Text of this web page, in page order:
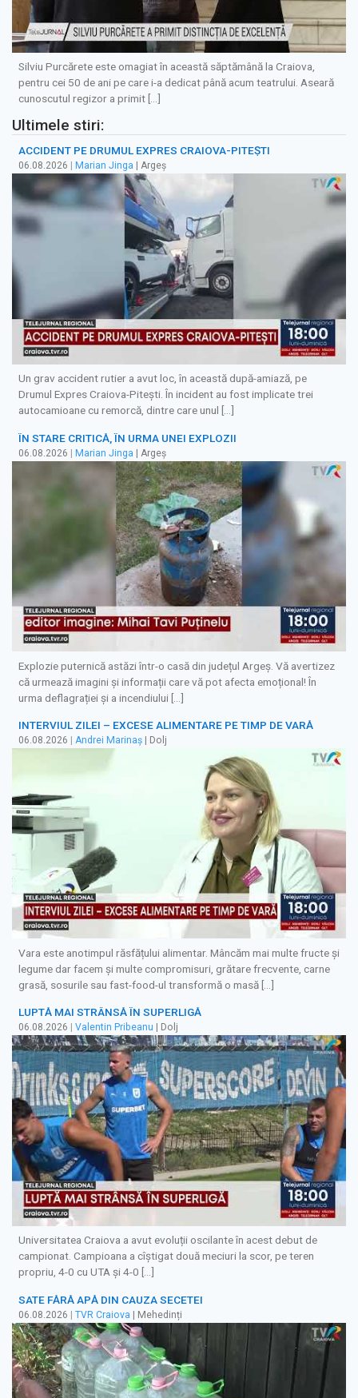
Silviu Purcărete este omagiat în această săptămână la Craiova,
pentru cei 50 de ani pe care i-a dedicat până acum teatrului. Aseară
cunoscutul regizor a primit […]
Ultimele stiri:
ACCIDENT PE DRUMUL EXPRES CRAIOVA-PITEȘTI
06.08.2026 Marian Jinga | Argeș
Un grav accident rutier a avut loc, în această după-amiază, pe
Drumul Expres Craiova-Pitești. În incident au fost implicate trei
autocamioane cu remorcă, dintre care unul […]
ÎN STARE CRITICĂ, ÎN URMA UNEI EXPLOZII
06.08.2026 | Marian Jinga | Argeș
Explozie puternică astăzi într-o casă din județul Argeș. Vă avertizez
că urmează imagini și informații care vă pot afecta emoțional! În
urma deflagrației și a incendiului […]
INTERVIUL ZILEI – EXCESE ALIMENTARE PE TIMP DE VARĂ
06.08.2026 Andrei Marinaș | Dolj
Vara este anotimpul răsfățului alimentar. Mâncăm mai multe fructe și
legume dar facem și multe compromisuri, grătare frecvente, carne
grasă, sosurile sau fast-food-ul transformă o masă […]
LUPTĂ MAI STRÂNSĂ ÎN SUPERLIGĂ
06.08.2026 Valentin Pribeanu | Dolj
Universitatea Craiova a avut evoluții oscilante în acest debut de
campionat. Campioana a cîștigat două meciuri la scor, pe teren
propriu, 4-0 cu UTA și 4-0 […]
SATE FĂRĂ APĂ DIN CAUZA SECETEI
06.08.2026 | TVR Craiova | Mehedinți